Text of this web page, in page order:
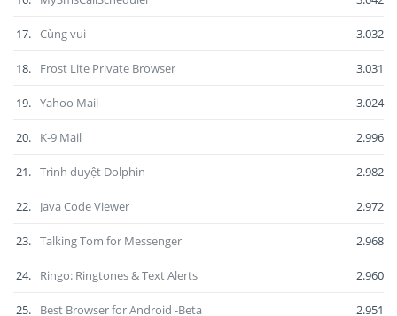
17. Cùng vui 3.032
18. Frost Lite Private Browser 3.031
19. Yahoo Mail 3.024
20. K-9 Mail 2.996
21. Trình duyệt Dolphin 2.982
22. Java Code Viewer 2.972
23. Talking Tom for Messenger 2.968
24. Ringo: Ringtones & Text Alerts 2.960
25. Best Browser for Android -Beta 2.951